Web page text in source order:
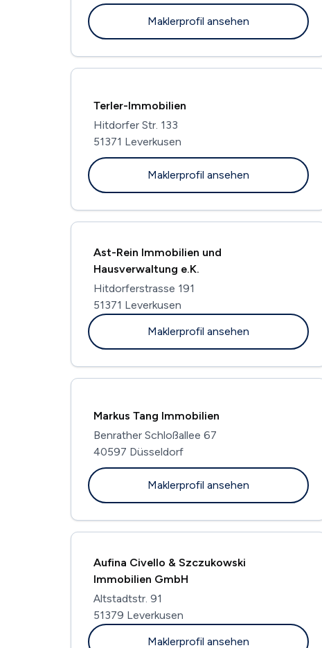
Maklerprofil ansehen
Terler-Immobilien
Hitdorfer Str. 133
51371 Leverkusen
Maklerprofil ansehen
Ast-Rein Immobilien und
Hausverwaltung e.K.
Hitdorferstrasse 191
51371 Leverkusen
Maklerprofil ansehen
Markus Tang Immobilien
Benrather Schloßallee 67
40597 Düsseldorf
Maklerprofil ansehen
Aufina Civello & Szczukowski
Immobilien GmbH
Altstadtstr. 91
51379 Leverkusen
Maklerprofil ansehen